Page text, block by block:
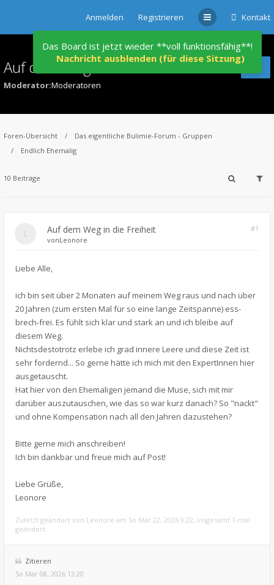
Das Board ist jetzt wieder **voll funktionsfähig**!
Nachricht ausblenden (für diese Sitzung)
Anmelden Registrieren Kontakt
Auf dem Weg in die Freiheit
Moderator:Moderatoren
Foren-Übersicht
Das eigentliche Bulimie-Forum - Gruppen
Endlich Ehemalig
10 Beiträge
Auf dem Weg in die Freiheit
#1
vonLeonore
Liebe Alle,
ich bin seit über 2 Monaten auf meinem Weg raus und nach über
20 Jahren (zum ersten Mal für so eine lange Zeitspanne) ess-
brech-frei. Es fühlt sich klar und stark an und ich bleibe auf
diesem Weg.
Nichtsdestotrotz erlebe ich grad innere Leere und diese Zeit ist
sehr fordernd... So gerne hätte ich mich mit den ExpertInnen hier
ausgetauscht.
Hat hier von den Ehemaligen jemand die Muse, sich mit mir
darüber auszutauschen, wie das so war kurz danach? So "nackt"
und ohne Kompensation nach all den Jahren dazustehen?
Bitte gerne mich anschreiben!
Ich bin dankbar und freue mich auf Post!
Liebe Grüße,
Leonore
Zuletzt geändert von Leonore am So Mär 22, 2026 9:22, insgesamt 1-mal
geändert.
Zitieren
So Mär 08, 2026 13:20